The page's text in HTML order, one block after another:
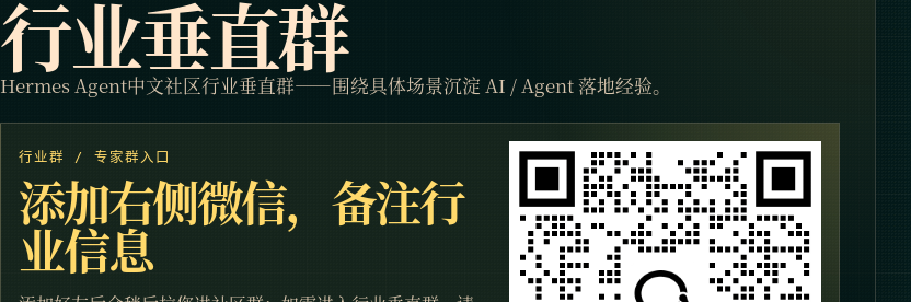
行业垂直群
Hermes Agent中文社区行业垂直群——围绕具体场景沉淀 AI / Agent 落地经验。
行业群 / 专家群入口
添加右侧微信，备注行
业信息